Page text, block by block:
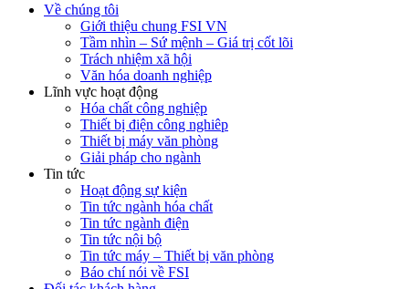
Về chúng tôi
Giới thiệu chung FSI VN
Tầm nhìn – Sứ mệnh – Giá trị cốt lõi
Trách nhiệm xã hội
Văn hóa doanh nghiệp
Lĩnh vực hoạt động
Hóa chất công nghiệp
Thiết bị điện công nghiêp
Thiết bị máy văn phòng
Giải pháp cho ngành
Tin tức
Hoạt động sự kiện
Tin tức ngành hóa chất
Tin tức ngành điện
Tin tức nội bộ
Tin tức máy – Thiết bị văn phòng
Báo chí nói về FSI